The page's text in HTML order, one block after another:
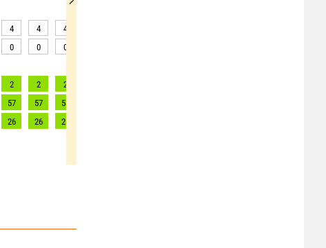
4 4 4
0 0 0
2 2 2
57 57 58
26 26 26